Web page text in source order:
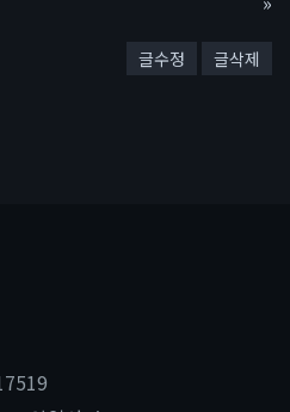
글수정 글삭제